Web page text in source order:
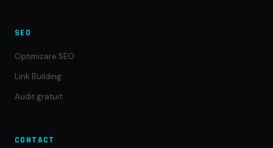
SEO
Optimizare SEO
Link Building
Audit gratuit
CONTACT